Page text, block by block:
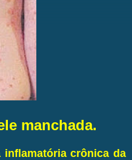
manchada.
crônica da